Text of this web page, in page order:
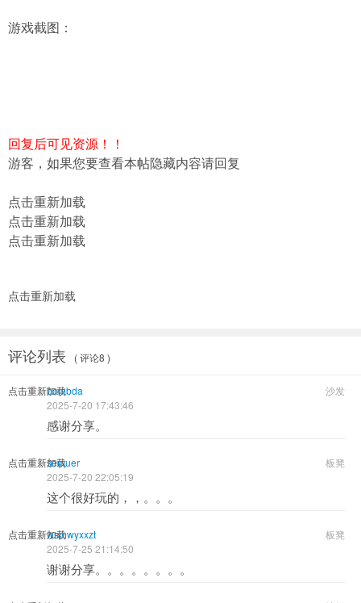
游戏截图：
回复后可见资源！！
游客，如果您要查看本帖隐藏内容请回复
点击重新加载
点击重新加载
点击重新加载
点击重新加载
评论列表 ( 评论8 )
点击重新加载 沙发
bombda
2025-7-20 17:43:46
感谢分享。
点击重新加载 板凳
semuer
2025-7-20 22:05:19
这个很好玩的，，。。。
点击重新加载 板凳
wsmwyxxzt
2025-7-25 21:14:50
谢谢分享。。。。。。。。